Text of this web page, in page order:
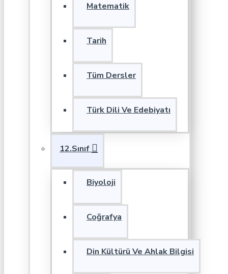
Matematik
Tarih
Tüm Dersler
Türk Dili Ve Edebiyatı
12.Sınıf
Biyoloji
Coğrafya
Din Kültürü Ve Ahlak Bilgisi